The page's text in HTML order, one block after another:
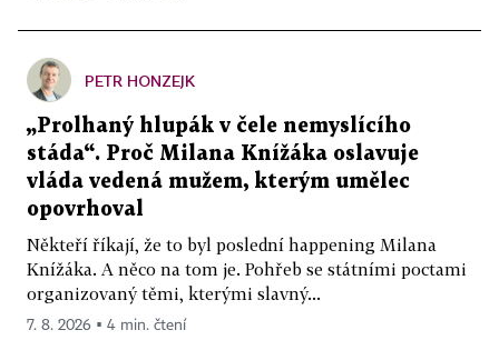
PETR HONZEJK
„Prolhaný hlupák v čele nemyslícího
stáda“. Proč Milana Knížáka oslavuje
vláda vedená mužem, kterým umělec
opovrhoval
Někteří říkají, že to byl poslední happening Milana
Knížáka. A něco na tom je. Pohřeb se státními poctami
organizovaný těmi, kterými slavný...
7. 8. 2026 ▪ 4 min. čtení